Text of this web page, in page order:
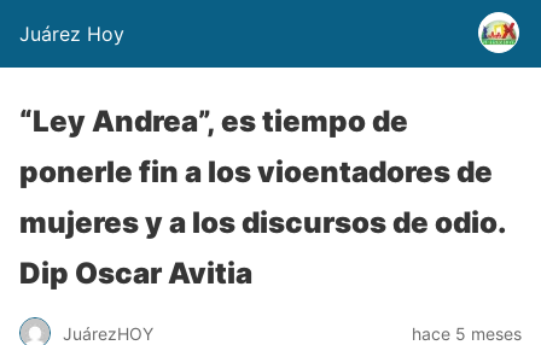
Juárez Hoy
“Ley Andrea”, es tiempo de
ponerle fin a los vioentadores de
mujeres y a los discursos de odio.
Dip Oscar Avitia
JuárezHOY hace 5 meses